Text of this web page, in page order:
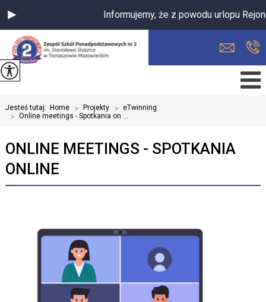
Informujemy, że z powodu urlopu
Jesteś tutaj: Home > Projekty > eTwinning
> Online meetings - Spotkania on ...
ONLINE MEETINGS - SPOTKANIA
ONLINE